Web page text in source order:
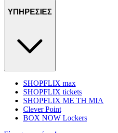
ΥΠΗΡΕΣΙΕΣ
SHOPFLIX max
SHOPFLIX tickets
SHOPFLIX ΜΕ ΤΗ ΜΙΑ
Clever Point
BOX NOW Lockers